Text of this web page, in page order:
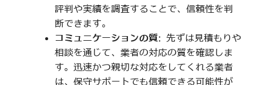
評判や実績を調査することで、信頼性を判
断できます。
コミュニケーションの質: 先ずは見積もりや
相談を通じて、業者の対応の質を確認しま
す。迅速かつ親切な対応をしてくれる業者
は、保守サポートでも信頼できる可能性が